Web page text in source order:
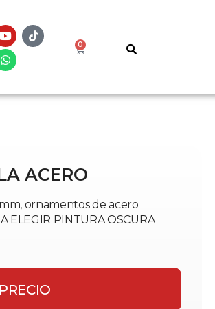
0
ACERO
ornamentos de acero
ELEGIR PINTURA OSCURA